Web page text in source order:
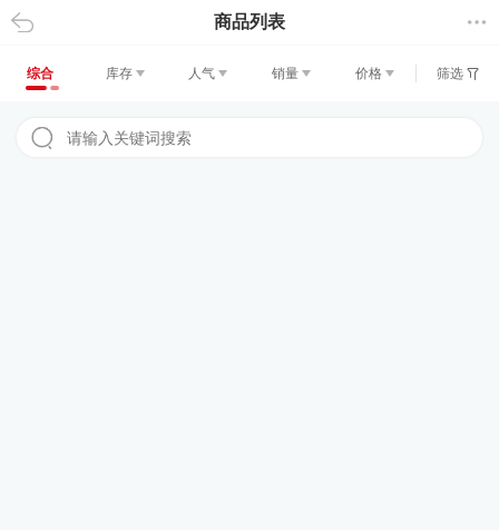
返回 商品列表
综合 库存 人气 销量 价格 筛选